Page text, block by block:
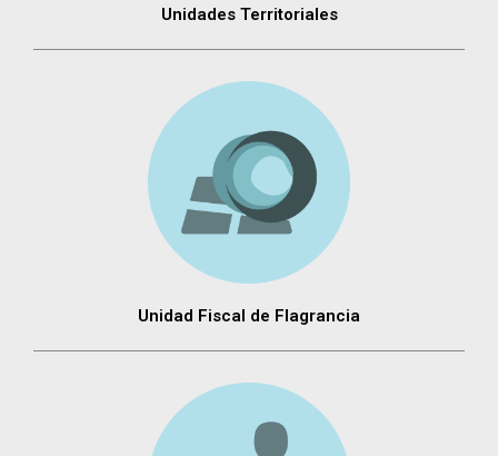
Unidades Territoriales
Unidad Fiscal de Flagrancia